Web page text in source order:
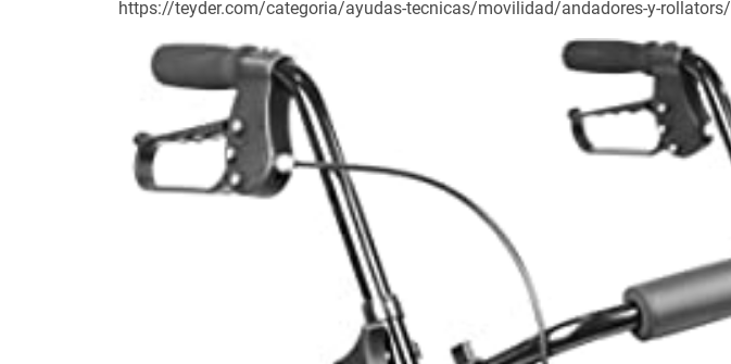
https://teyder.com/categoria/ayudas-tecnicas/movilidad/andadores-y-rollators/